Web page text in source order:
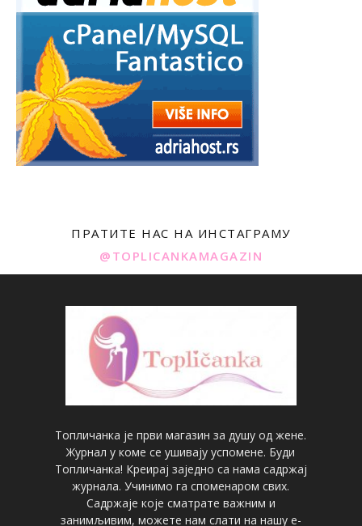
ПРАТИТЕ НАС НА ИНСТАГРАМУ
@TOPLICANKAMAGAZIN
Топличанка је први магазин за душу од жене.
Журнал у коме се ушивају успомене. Буди
Топличанка! Креирај заједно са нама садржај
журнала. Учинимо га споменаром свих.
Садржаје које сматрате важним и
занимљивим, можете нам слати на нашу е-